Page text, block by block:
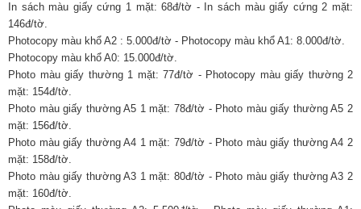
In sách màu giấy cứng 1 mặt: 68đ/tờ - In sách màu giấy cứng 2 mặt:
146đ/tờ.
Photocopy màu khổ A2 : 5.000đ/tờ - Photocopy màu khổ A1: 8.000đ/tờ.
Photocopy màu khổ A0: 15.000đ/tờ.
Photo màu giấy thường 1 mặt: 77đ/tờ - Photocopy màu giấy thường 2
mặt: 154đ/tờ.
Photo màu giấy thường A5 1 mặt: 78đ/tờ - Photo màu giấy thường A5 2
mặt: 156đ/tờ.
Photo màu giấy thường A4 1 mặt: 79đ/tờ - Photo màu giấy thường A4 2
mặt: 158đ/tờ.
Photo màu giấy thường A3 1 mặt: 80đ/tờ - Photo màu giấy thường A3 2
mặt: 160đ/tờ.